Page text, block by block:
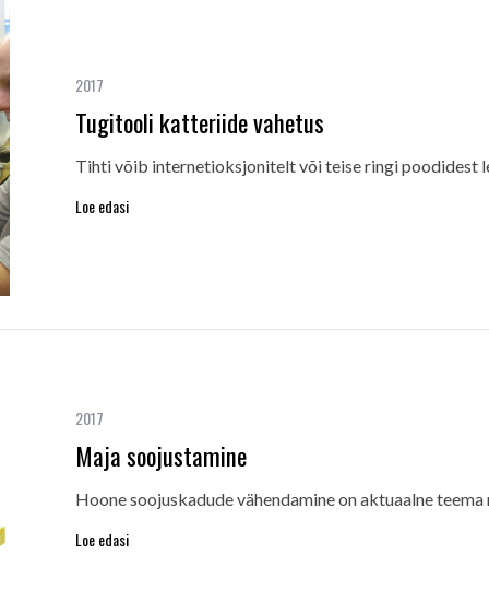
2017
Tugitooli katteriide vahetus
Tihti võib internetioksjonitelt või teise ringi poodidest
Loe edasi
2017
Maja soojustamine
Hoone soojuskadude vähendamine on aktuaalne
Loe edasi